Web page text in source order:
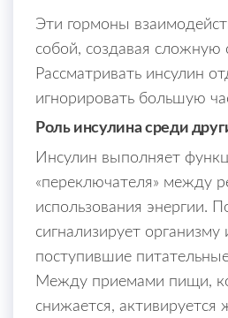
Эти гормоны
собой, создавая сложную
Рассматривать инсулин
игнорировать большую
Роль инсулина среди
Инсулин выполняет
«переключателя» между
использования энергии.
сигнализирует организму
поступившие
Между приемами пищи,
снижается, активируется